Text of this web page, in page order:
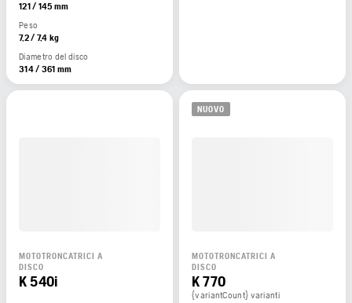
121 / 145 mm
Peso
7,2 / 7,4 kg
Diametro del disco
314 / 361 mm
MOTOTRONCATRICI A
DISCO
K 540i
NUOVO
MOTOTRONCATRICI A
DISCO
K 770
{variantCount} varianti